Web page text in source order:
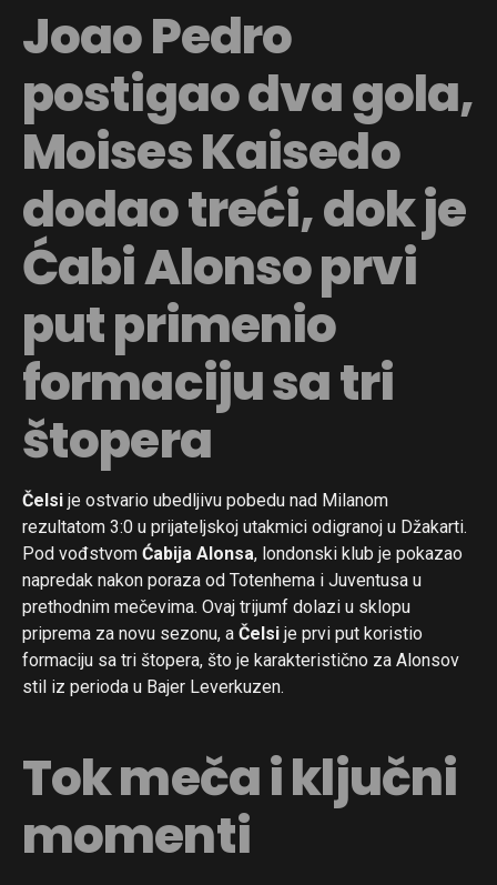
Joao Pedro
postigao dva gola,
Moises Kaisedo
dodao treći, dok je
Ćabi Alonso prvi
put primenio
formaciju sa tri
štopera
Čelsi je ostvario ubedljivu pobedu nad Milanom
rezultatom 3:0 u prijateljskoj utakmici odigranoj u Džakarti.
Pod vođstvom Ćabija Alonsa, londonski klub je pokazao
napredak nakon poraza od Totenhema i Juventusa u
prethodnim mečevima. Ovaj trijumf dolazi u sklopu
priprema za novu sezonu, a Čelsi je prvi put koristio
formaciju sa tri štopera, što je karakteristično za Alonsov
stil iz perioda u Bajer Leverkuzen.
Tok meča i ključni
momenti